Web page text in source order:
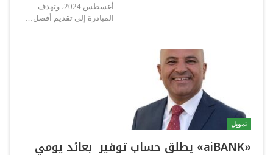
أغسطس 2024، وتهدف
المبادرة إلى تقديم أفضل…
تمويل
«aiBANK» يطلق حساب توفير بعائد يومي